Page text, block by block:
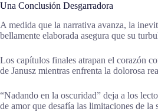
Una Conclusión Desgarradora
A medida que la narrativa avanza, la
bellamente elaborada asegura que su
Los capítulos finales atrapan el corazón
de Janusz mientras enfrenta la dolorosa
“Nadando en la oscuridad” deja a los
de amor que desafía las limitaciones de